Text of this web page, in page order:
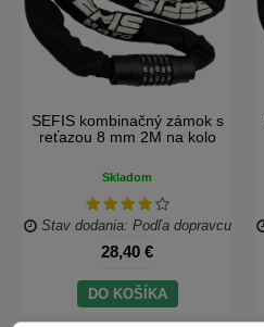
SEFIS kombinačný zámok s
reťazou 8 mm 2M na kolo
Skladom
Stav dodania: Podľa dopravcu
28,40 €
DO KOŠÍKA